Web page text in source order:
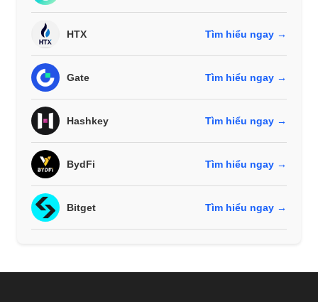
HTX Tìm hiểu ngay →
Gate Tìm hiểu ngay →
Hashkey Tìm hiểu ngay →
BydFi Tìm hiểu ngay →
Bitget Tìm hiểu ngay →